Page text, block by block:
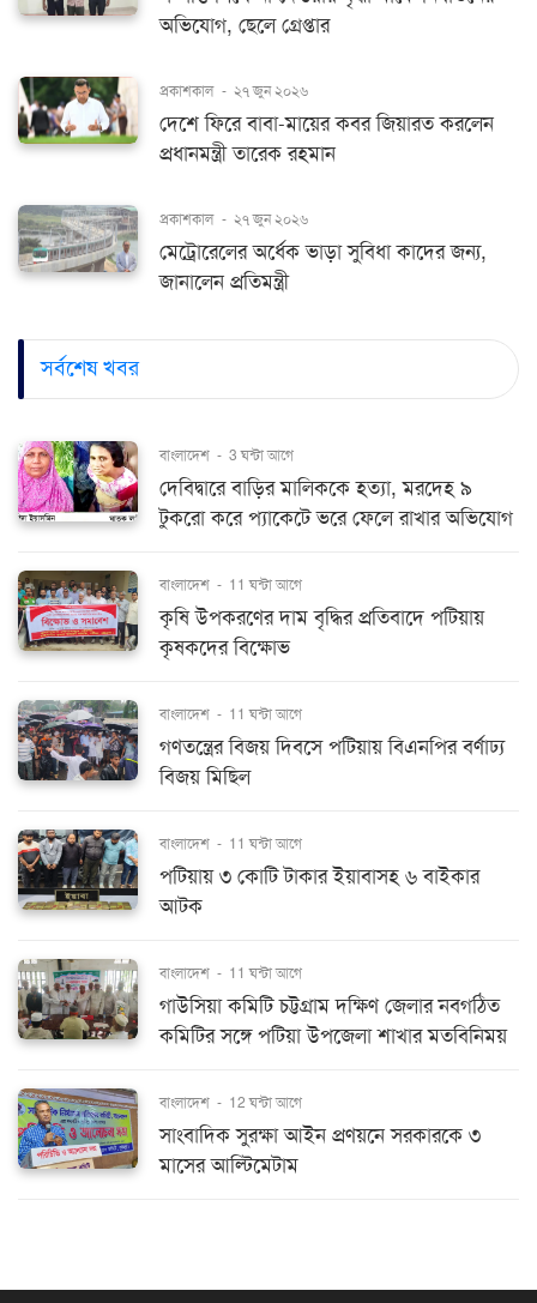
অভিযোগ, ছেলে গ্রেপ্তার
প্রকাশকাল - ২৭ জুন ২০২৬
দেশে ফিরে বাবা-মায়ের কবর জিয়ারত করলেন
প্রধানমন্ত্রী তারেক রহমান
প্রকাশকাল - ২৭ জুন ২০২৬
মেট্রোরেলের অর্ধেক ভাড়া সুবিধা কাদের জন্য,
জানালেন প্রতিমন্ত্রী
সর্বশেষ খবর
বাংলাদেশ - 3 ঘন্টা আগে
দেবিদ্বারে বাড়ির মালিককে হত্যা, মরদেহ ৯
টুকরো করে প্যাকেটে ভরে ফেলে রাখার অভিযোগ
বাংলাদেশ - 11 ঘন্টা আগে
কৃষি উপকরণের দাম বৃদ্ধির প্রতিবাদে পটিয়ায়
কৃষকদের বিক্ষোভ
বাংলাদেশ - 11 ঘন্টা আগে
গণতন্ত্রের বিজয় দিবসে পটিয়ায় বিএনপির বর্ণাঢ্য
বিজয় মিছিল
বাংলাদেশ - 11 ঘন্টা আগে
পটিয়ায় ৩ কোটি টাকার ইয়াবাসহ ৬ বাইকার
আটক
বাংলাদেশ - 11 ঘন্টা আগে
গাউসিয়া কমিটি চট্টগ্রাম দক্ষিণ জেলার নবগঠিত
কমিটির সঙ্গে পটিয়া উপজেলা শাখার মতবিনিময়
বাংলাদেশ - 12 ঘন্টা আগে
সাংবাদিক সুরক্ষা আইন প্রণয়নে সরকারকে ৩
মাসের আল্টিমেটাম